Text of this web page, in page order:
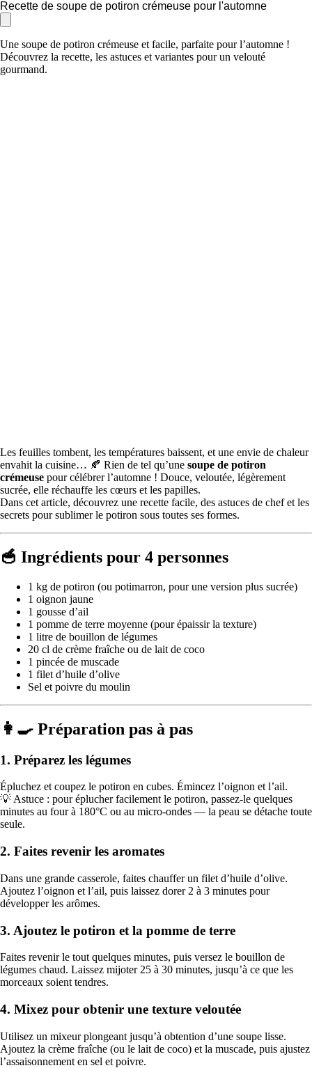
Recette de soupe de potiron crémeuse pour l'automne
Une soupe de potiron crémeuse et facile, parfaite pour l’automne !
Découvrez la recette, les astuces et variantes pour un velouté
gourmand.
Les feuilles tombent, les températures baissent, et une envie de chaleur
envahit la cuisine… 🍂 Rien de tel qu’une soupe de potiron
crémeuse pour célébrer l’automne ! Douce, veloutée, légèrement
sucrée, elle réchauffe les cœurs et les papilles.
Dans cet article, découvrez une recette facile, des astuces de chef et les
secrets pour sublimer le potiron sous toutes ses formes.
🥣 Ingrédients pour 4 personnes
1 kg de potiron (ou potimarron, pour une version plus sucrée)
1 oignon jaune
1 gousse d’ail
1 pomme de terre moyenne (pour épaissir la texture)
1 litre de bouillon de légumes
20 cl de crème fraîche ou de lait de coco
1 pincée de muscade
1 filet d’huile d’olive
Sel et poivre du moulin
👩‍🍳 Préparation pas à pas
1. Préparez les légumes
Épluchez et coupez le potiron en cubes. Émincez l’oignon et l’ail.
💡 Astuce : pour éplucher facilement le potiron, passez-le quelques
minutes au four à 180°C ou au micro-ondes — la peau se détache toute
seule.
2. Faites revenir les aromates
Dans une grande casserole, faites chauffer un filet d’huile d’olive.
Ajoutez l’oignon et l’ail, puis laissez dorer 2 à 3 minutes pour
développer les arômes.
3. Ajoutez le potiron et la pomme de terre
Faites revenir le tout quelques minutes, puis versez le bouillon de
légumes chaud. Laissez mijoter 25 à 30 minutes, jusqu’à ce que les
morceaux soient tendres.
4. Mixez pour obtenir une texture veloutée
Utilisez un mixeur plongeant jusqu’à obtention d’une soupe lisse.
Ajoutez la crème fraîche (ou le lait de coco) et la muscade, puis ajustez
l’assaisonnement en sel et poivre.